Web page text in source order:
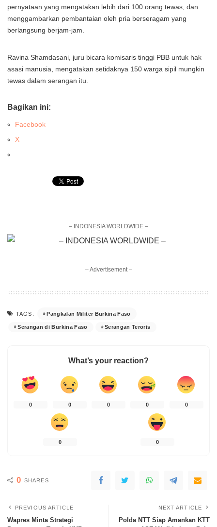
pernyataan yang mengatakan lebih dari 100 orang tewas, dan
menggambarkan pembantaian oleh pria berseragam yang
berlangsung berjam-jam.
Ravina Shamdasani, juru bicara komisaris tinggi PBB untuk hak
asasi manusia, mengatakan setidaknya 150 warga sipil mungkin
tewas dalam serangan itu.
Bagikan ini:
Facebook
X
– INDONESIA WORLDWIDE –
– Advertisement –
TAGS: Pangkalan Militer Burkina Faso
Serangan di Burkina Faso Serangan Teroris
What’s your reaction?
0 0 0 0 0
0 0
0 SHARES
PREVIOUS ARTICLE
Wapres Minta Strategi
NEXT ARTICLE
Polda NTT Siap Amankan KTT